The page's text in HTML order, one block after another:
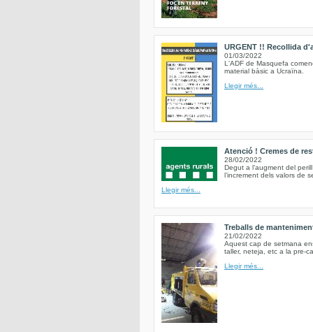
URGENT !! Recollida
01/03/2022
L'ADF de Masquefa
material bàsic a Ucraïna.
Llegir més...
Atenció ! Cremes de
28/02/2022
Degut a l’augment del
l’increment dels valors de
Llegir més...
Treballs de
21/02/2022
Aquest cap de setmana
taller, neteja, etc a la pre-
Llegir més...